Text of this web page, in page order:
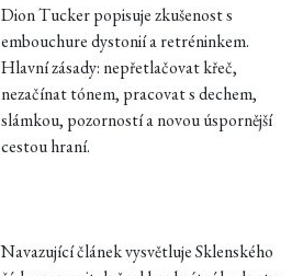
Dion Tucker popisuje zkušenost s
embouchure dystonií a retréninkem.
Hlavní zásady: nepřetlačovat křeč,
nezačínat tónem, pracovat s dechem,
slámkou, pozorností a novou úspornější
cestou hraní.
Navazující článek vysvětluje Sklenského